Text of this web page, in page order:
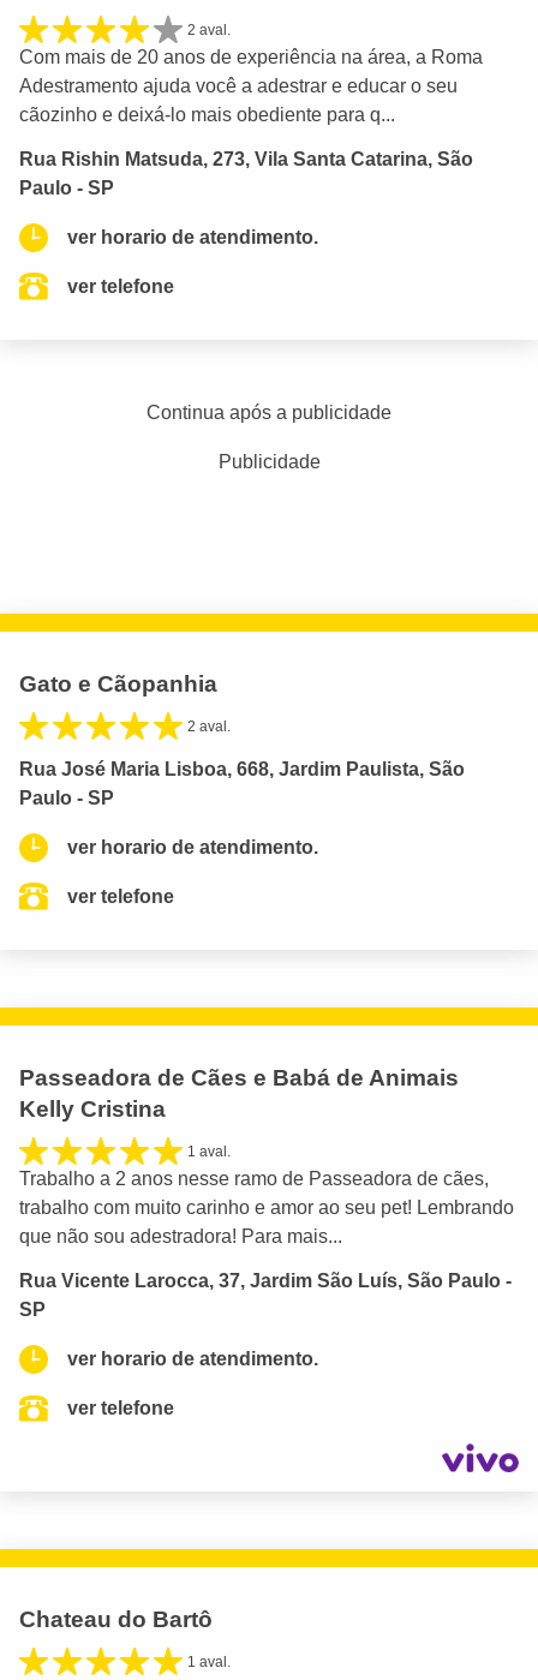
2 aval.
Com mais de 20 anos de experiência na área, a Roma
Adestramento ajuda você a adestrar e educar o seu
cãozinho e deixá-lo mais obediente para q...
Rua Rishin Matsuda, 273, Vila Santa Catarina, São
Paulo - SP
ver horario de atendimento.
ver telefone
Continua após a publicidade
Publicidade
Gato e Cãopanhia
2 aval.
Rua José Maria Lisboa, 668, Jardim Paulista, São
Paulo - SP
ver horario de atendimento.
ver telefone
Passeadora de Cães e Babá de Animais
Kelly Cristina
1 aval.
Trabalho a 2 anos nesse ramo de Passeadora de cães,
trabalho com muito carinho e amor ao seu pet! Lembrando
que não sou adestradora! Para mais...
Rua Vicente Larocca, 37, Jardim São Luís, São Paulo -
SP
ver horario de atendimento.
ver telefone
Chateau do Bartô
1 aval.